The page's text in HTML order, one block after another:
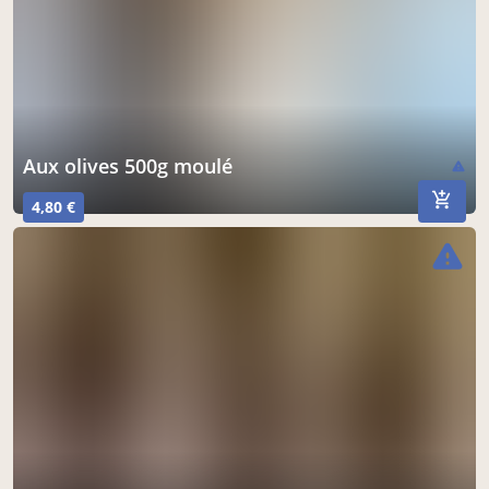
Aux olives 500g moulé warning
4,80 €
warning